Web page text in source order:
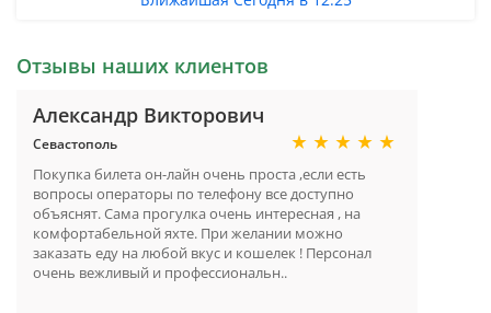
Отзывы наших клиентов
Александр Викторович
Севастополь
Покупка билета он-лайн очень проста ,если есть
вопросы операторы по телефону все доступно
объяснят. Сама прогулка очень интересная , на
комфортабельной яхте. При желании можно
заказать еду на любой вкус и кошелек ! Персонал
очень вежливый и профессиональн..